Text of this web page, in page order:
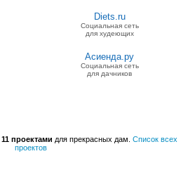
Diets.ru
Социальная сеть
для худеющих
Асиенда.ру
Социальная сеть
для дачников
11 проектами для прекрасных дам. Список всех
проектов